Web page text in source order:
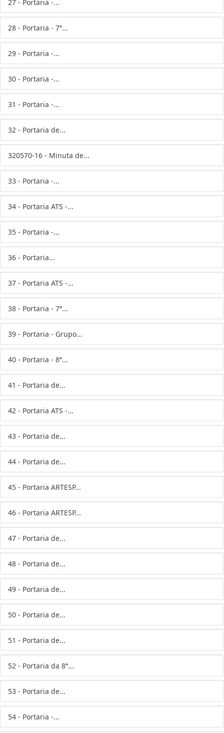
27 - Portaria -...
28 - Portaria - 7ª...
29 - Portaria -...
30 - Portaria -...
31 - Portaria -...
32 - Portaria de...
320570-16 - Minuta de...
33 - Portaria -...
34 - Portaria ATS -...
35 - Portaria -...
36 - Portaria...
37 - Portaria ATS -...
38 - Portaria - 7ª...
39 - Portaria - Grupo...
40 - Portaria - 8ª...
41 - Portaria de...
42 - Portaria ATS -...
43 - Portaria de...
44 - Portaria de...
45 - Portaria ARTESP...
46 - Portaria ARTESP...
47 - Portaria de...
48 - Portaria de...
49 - Portaria de...
50 - Portaria de...
51 - Portaria de...
52 - Portaria da 8ª...
53 - Portaria de...
54 - Portaria -...